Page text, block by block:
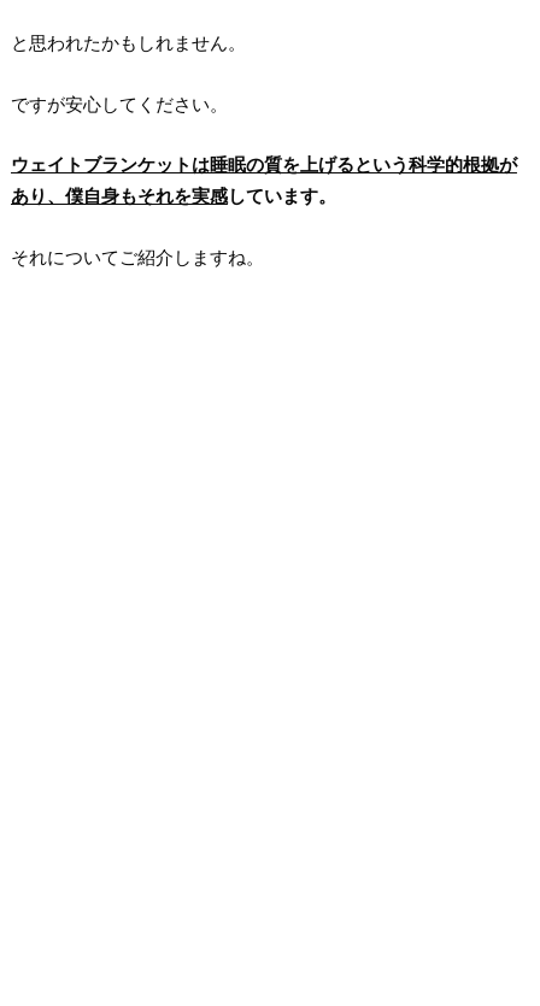
と思われたかもしれません。
ですが安心してください。
ウェイトブランケットは睡眠の質を上げるという科学的根拠が
あり、僕自身もそれを実感しています。
それについてご紹介しますね。